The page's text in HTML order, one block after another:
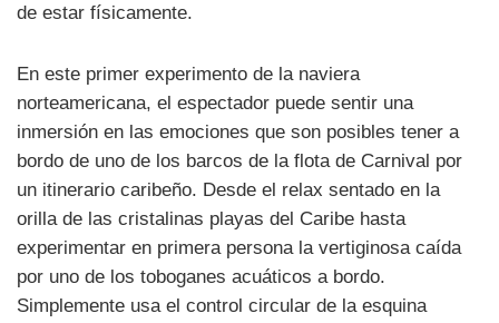
de estar físicamente.
En este primer experimento de la naviera
norteamericana, el espectador puede sentir una
inmersión en las emociones que son posibles tener a
bordo de uno de los barcos de la flota de Carnival por
un itinerario caribeño. Desde el relax sentado en la
orilla de las cristalinas playas del Caribe hasta
experimentar en primera persona la vertiginosa caída
por uno de los toboganes acuáticos a bordo.
Simplemente usa el control circular de la esquina